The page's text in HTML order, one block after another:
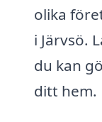
olika
i Järvsö.
du kan
ditt hem.